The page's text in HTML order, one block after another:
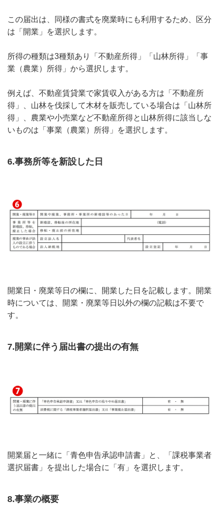
この届出は、同様の書式を廃業時にも利用するため、区分
は「開業」を選択します。
所得の種類は3種類あり「不動産所得」「山林所得」「事
業（農業）所得」から選択します。
例えば、不動産賃貸業で家賃収入がある方は「不動産所
得」、山林を伐採して木材を販売している場合は「山林所
得」、農業や小売業など不動産所得と山林所得に該当しな
いものは「事業（農業）所得」を選択します。
6.事務所等を新設した日
開業日・廃業等日の欄に、開業した日を記載します。開業
時については、開業・廃業等日以外の欄の記載は不要で
す。
7.開業に伴う届出書の提出の有無
開業届と一緒に「青色申告承認申請書」と、「課税事業者
選択届書」を提出した場合に「有」を選択します。
8.事業の概要